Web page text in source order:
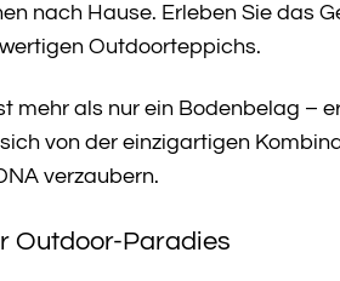
nach Hause. Erleben Sie das
Outdoorteppichs.
mehr als nur ein Bodenbelag –
von der einzigartigen
verzaubern.
Outdoor-Paradies